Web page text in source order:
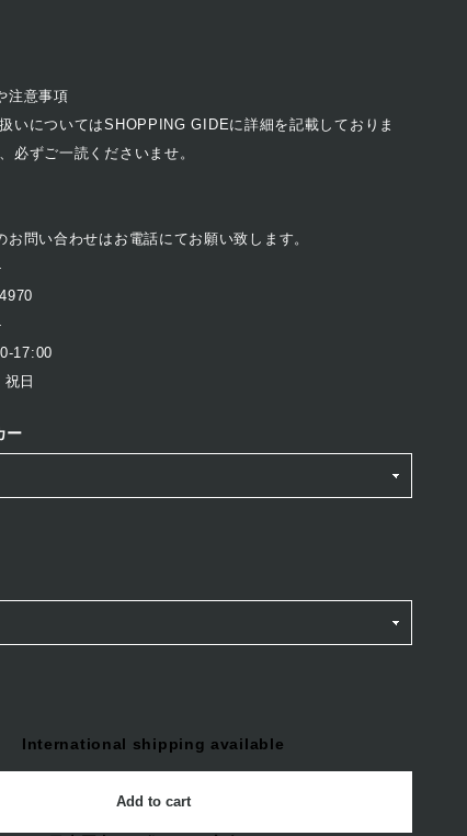
注意事項
いについてはSHOPPING GIDEに詳細を記載しておりま
必ずご一読くださいませ。
お問い合わせはお電話にてお願い致します。
17:00
日
ー
International shipping available
Add to cart